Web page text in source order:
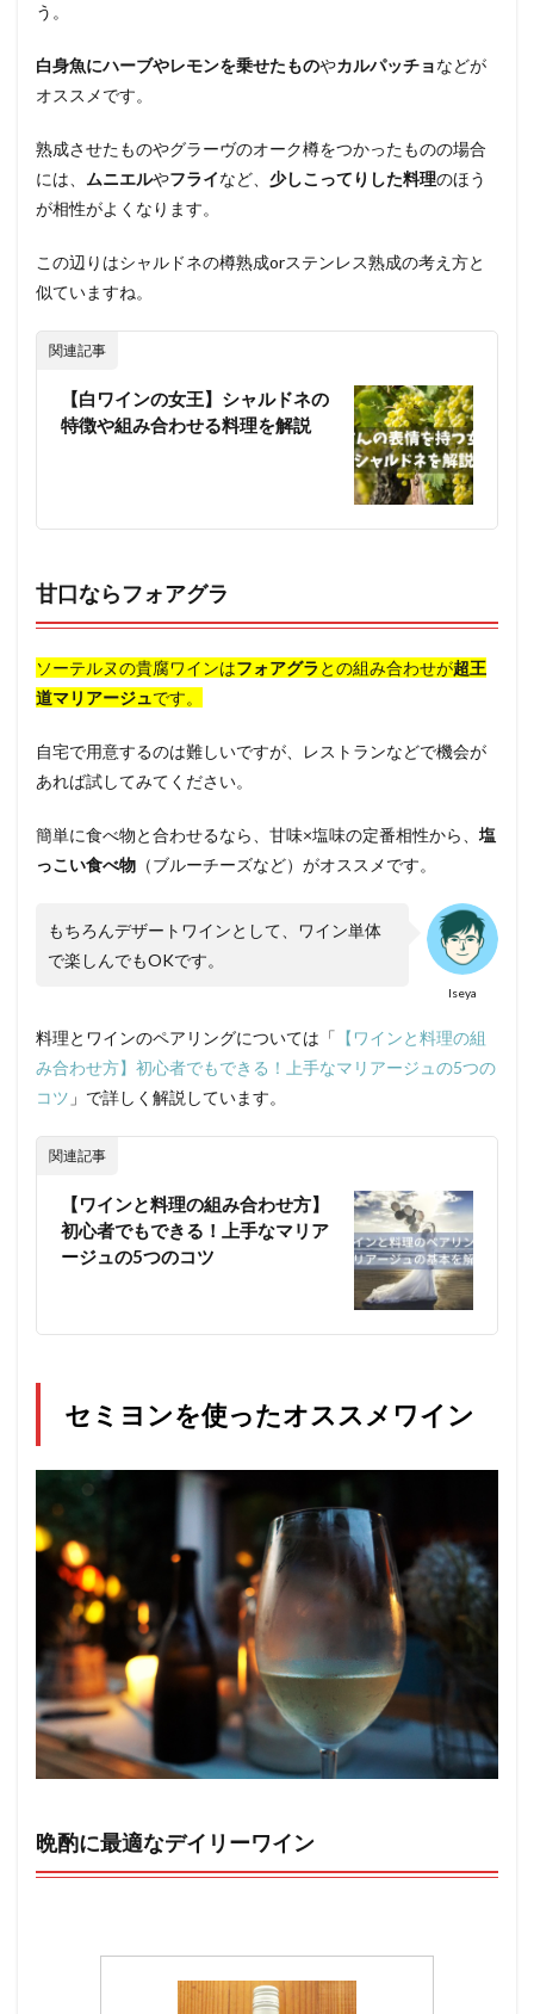
う。
白身魚にハーブやレモンを乗せたものやカルパッチョなどが
オススメです。
熟成させたものやグラーヴのオーク樽をつかったものの場合
には、 ムニエルやフライなど、 少しこってりした料理のほう
が相性がよくなります。
この辺りはシャルドネの樽熟成orステンレス熟成の考え方と
似ていますね。
関連記事
【白ワインの女王】シャルドネの
特徴や組み合わせる料理を解説
甘口ならフォアグラ
ソーテルヌの貴腐ワインはフォアグラ との組み合わせが超王
道マリアージュです。
自宅で用意するのは難しいですが、レストランなどで機会が
あれば試してみてください。
簡単に食べ物と合わせるなら、甘味×塩味の定番相性から、 塩
っこい食べ物 （ブルーチーズなど）がオススメです。
Iseya
もちろんデザートワインとして、ワイン単体
で楽しんでもOKです。
料理とワインのペアリングについては「 【ワインと料理の組
み合わせ方】初心者でもできる！上手なマリアージュの5つの
コツ 」で詳しく解説しています。
関連記事
【ワインと料理の組み合わせ方】
初心者でもできる！上手なマリア
ージュの5つのコツ
セミヨンを使ったオススメワイン
晩酌に最適なデイリーワイン